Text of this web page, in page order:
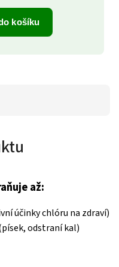
košíku
až:
účinky chlóru na zdraví)
odstraní kal)